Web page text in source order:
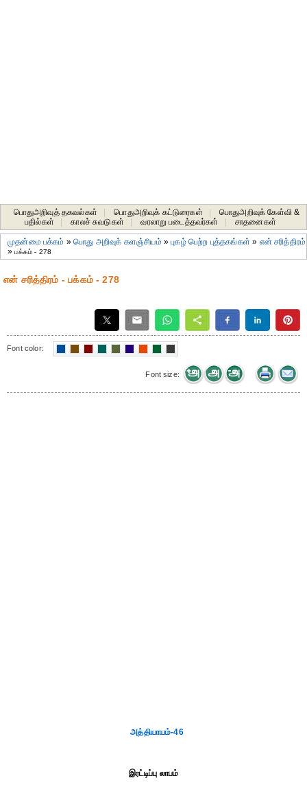
பொதுஅறிவுத் தகவல்கள் பொதுஅறிவுக் கட்டுரைகள்
பொதுஅறிவுக் கேள்வி &
பதில்கள்
காலச் சுவடுகள் வரலாறு படைத்தவர்கள் சாதனைகள்‎
முதன்மை பக்கம் »பொது அறிவுக் களஞ்சியம் »புகழ் பெற்ற புத்தகங்கள் » என் சரித்திரம்
»பக்கம் - 278
என் சரித்திரம் - பக்கம் - 278
Font color:
Font size:
அத்தியாயம்-46
இரட்டிப்பு லாபம்